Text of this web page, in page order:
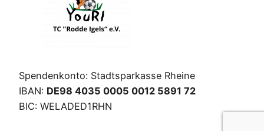
Spendenkonto: Stadtsparkasse Rheine
IBAN: DE98 4035 0005 0012 5891 72
BIC: WELADED1RHN